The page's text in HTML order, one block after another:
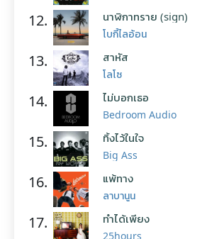
12. นาฬิกาทราย (sign)
โบกี้ไลอ้อน
13. สาหัส
โลโซ
14. ไม่บอกเธอ
Bedroom Audio
15. ทิ้งไว้ในใจ
Big Ass
16. แพ้ทาง
ลาบานูน
17. ทำได้เพียง
25hours